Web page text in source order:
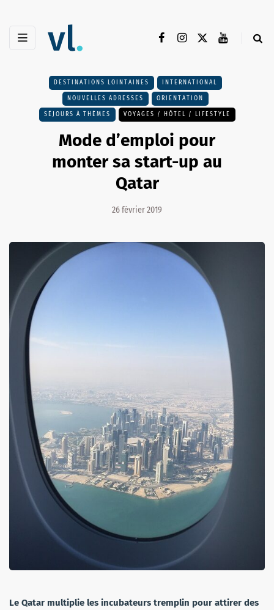
DESTINATIONS LOINTAINES INTERNATIONAL
NOUVELLES ADRESSES ORIENTATION
SÉJOURS À THÈMES VOYAGES / HÔTEL / LIFESTYLE
Mode d’emploi pour
monter sa start-up au
Qatar
26 février 2019
Le Qatar multiplie les incubateurs tremplin pour attirer des